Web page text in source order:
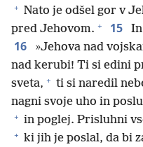
+ Nato je odšel gor v
pred Jehovom. + 15
16 »Jehova nad
nad kerubi! Ti si edini
sveta, + ti si naredil
nagni svoje uho in
+ in poglej. Prisluhni
+ ki jih je poslal, da bi